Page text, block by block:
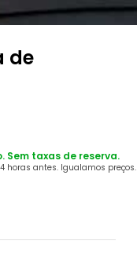
de
taxas de reserva.
horas antes. Igualamos preços.